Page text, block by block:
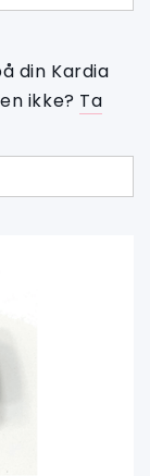
din Kardia
ikke? Ta